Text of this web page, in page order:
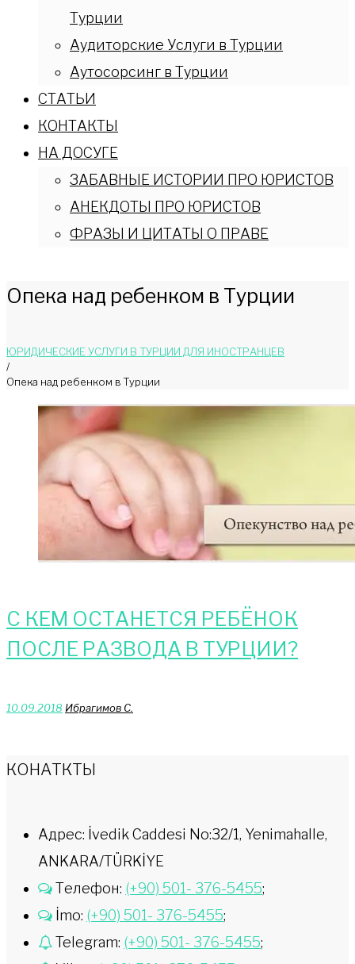
Турции
Аудиторские Услуги в Турции
Аутосорсинг в Турции
СТАТЬИ
КОНТАКТЫ
НА ДОСУГЕ
ЗАБАВНЫЕ ИСТОРИИ ПРО ЮРИСТОВ
АНЕКДОТЫ ПРО ЮРИСТОВ
ФРАЗЫ И ЦИТАТЫ О ПРАВЕ
Опека над ребенком в Турции
ЮРИДИЧЕСКИЕ УСЛУГИ В ТУРЦИИ ДЛЯ ИНОСТРАНЦЕВ
/
Опека над ребенком в Турции
С КЕМ ОСТАНЕТСЯ РЕБЁНОК
ПОСЛЕ РАЗВОДА В ТУРЦИИ?
10.09.2018 Ибрагимов С.
КОНАТКТЫ
Адрес: İvedik Caddesi No:32/1, Yenimahalle,
ANKARA/TÜRKİYE
Телефон: (+90) 501- 376-5455;
İmo: (+90) 501- 376-5455;
Telegram: (+90) 501- 376-5455;